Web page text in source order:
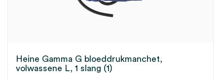
Heine Gamma G bloeddrukmanchet,
volwassene L, 1 slang (1)